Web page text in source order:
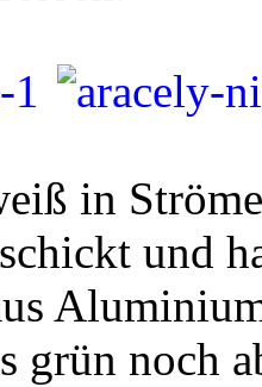
in
und
grün noch